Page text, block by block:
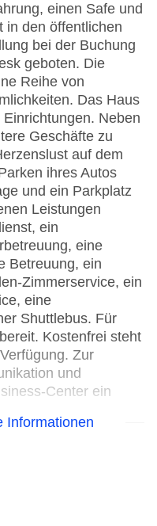
einen Safe und
in den öffentlichen
bei der Buchung
geboten. Die
Reihe von
Das Haus
Neben
Geschäfte zu
auf dem
ihres Autos
und ein Parkplatz
Leistungen
ein
eine
Betreuung, ein
Zimmerservice, ein
eine
Shuttlebus. Für
Kostenfrei steht
Zur
und
Center ein
Informationen